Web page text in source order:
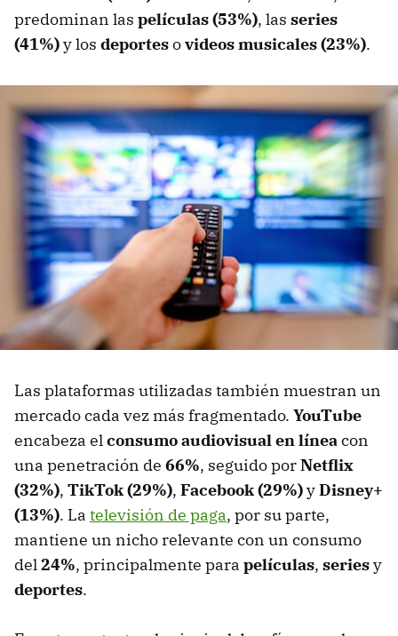
predominan las películas (53%), las series
(41%)y los deportesovideos musicales (23%).
Las plataformas utilizadas también muestran un
mercado cada vez más fragmentado. YouTube
encabeza elconsumo audiovisual en líneacon
una penetración de 66%, seguido porNetflix
(32%), TikTok (29%), Facebook (29%)yDisney+
(13%). La televisión de paga, por su parte,
mantiene un nicho relevante con un consumo
del24%, principalmente para películas, seriesy
deportes.